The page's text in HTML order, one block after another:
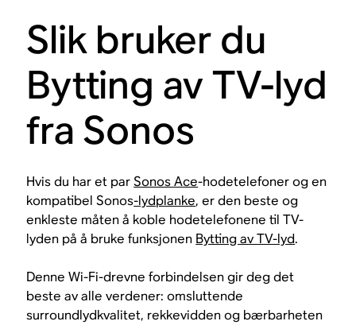
Slik bruker du
Bytting av TV-lyd
fra Sonos
Hvis du har et parSonos Ace-hodetelefoner og en
kompatibel Sonos-lydplanke, er den beste og
enkleste måten å koble hodetelefonene til TV-
lyden på å bruke funksjonen Bytting av TV-lyd.
Denne Wi-Fi-drevne forbindelsen gir deg det
beste av alle verdener: omsluttende
surroundlydkvalitet, rekkevidden og bærbarheten